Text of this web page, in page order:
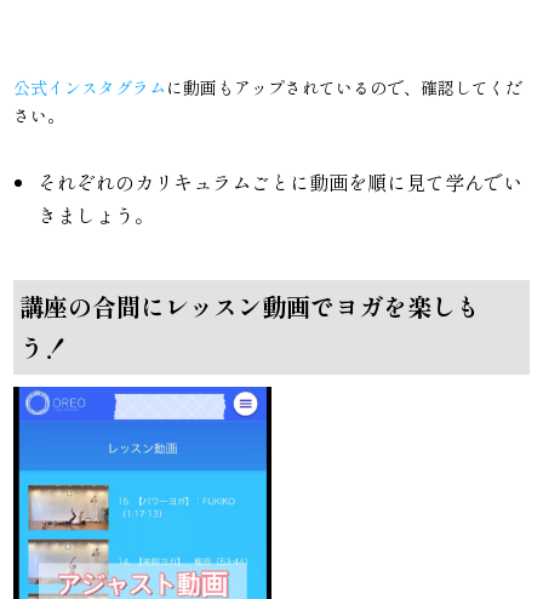
公式インスタグラム に動画もアップされているので、確認してくだ
さい。
それぞれのカリキュラムごとに動画を順に見て学んでい
きましょう。
講座の合間にレッスン動画でヨガを楽しも
う！